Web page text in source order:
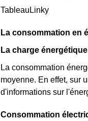
TableauLinky
La consommation en
La charge
La consommation
moyenne. En effet, sur
d'informations sur
Consommation